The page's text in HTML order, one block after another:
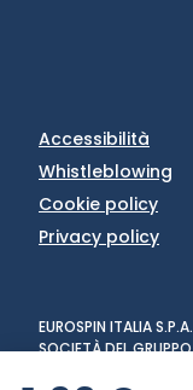
Accessibilità
Whistleblowing
Cookie policy
Privacy policy
EUROSPIN ITALIA
SOCIETÀ DEL
MARTINO BUON